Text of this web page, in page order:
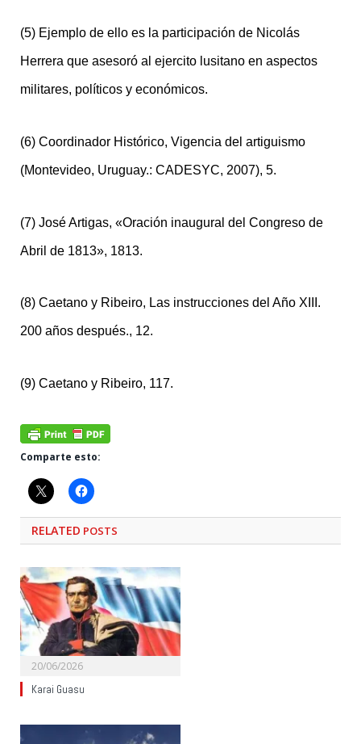
(5) Ejemplo de ello es la participación de Nicolás
Herrera que asesoró al ejercito lusitano en aspectos
militares, políticos y económicos.
(6) Coordinador Histórico, Vigencia del artiguismo
(Montevideo, Uruguay.: CADESYC, 2007), 5.
(7) José Artigas, «Oración inaugural del Congreso de
Abril de 1813», 1813.
(8) Caetano y Ribeiro, Las instrucciones del Año XIII.
200 años después., 12.
(9) Caetano y Ribeiro, 117.
Comparte esto:
RELATED POSTS
20/06/2026
Karai Guasu